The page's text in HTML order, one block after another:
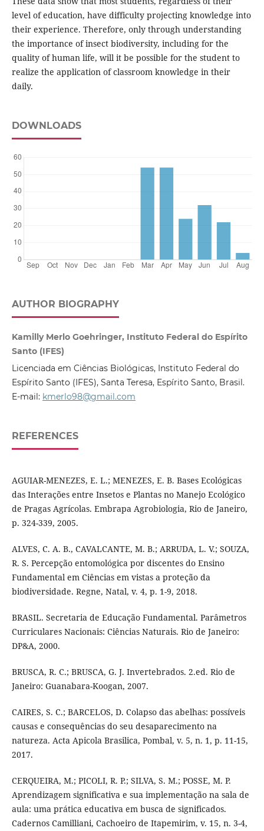
level of education, have difficulty projecting knowledge into
their experience. Therefore, only through understanding
the importance of insect biodiversity, including for the
quality of human life, will it be possible for the student to
realize the application of classroom knowledge in their
daily.
DOWNLOADS
AUTHOR BIOGRAPHY
Kamilly Merlo Goehringer, Instituto Federal do Espírito
Santo (IFES)
Licenciada em Ciências Biológicas, Instituto Federal do
Espírito Santo (IFES), Santa Teresa, Espírito Santo, Brasil.
E-mail: kmerlo98@gmail.com
REFERENCES
AGUIAR-MENEZES, E. L.; MENEZES, E. B. Bases Ecológicas
das Interações entre Insetos e Plantas no Manejo Ecológico
de Pragas Agrícolas. Embrapa Agrobiologia, Rio de Janeiro,
p. 324-339, 2005.
ALVES, C. A. B., CAVALCANTE, M. B.; ARRUDA, L. V.; SOUZA,
R. S. Percepção entomológica por discentes do Ensino
Fundamental em Ciências em vistas a proteção da
biodiversidade. Regne, Natal, v. 4, p. 1-9, 2018.
BRASIL. Secretaria de Educação Fundamental. Parâmetros
Curriculares Nacionais: Ciências Naturais. Rio de Janeiro:
DP&A, 2000.
BRUSCA, R. C.; BRUSCA, G. J. Invertebrados. 2.ed. Rio de
Janeiro: Guanabara-Koogan, 2007.
CAIRES, S. C.; BARCELOS, D. Colapso das abelhas: possíveis
causas e consequências do seu desaparecimento na
natureza. Acta Apicola Brasilica, Pombal, v. 5, n. 1, p. 11-15,
2017.
CERQUEIRA, M.; PICOLI, R. P.; SILVA, S. M.; POSSE, M. P.
Aprendizagem significativa e sua implementação na sala de
aula: uma prática educativa em busca de significados.
Cadernos Camilliani, Cachoeiro de Itapemirim, v. 15, n. 3-4,